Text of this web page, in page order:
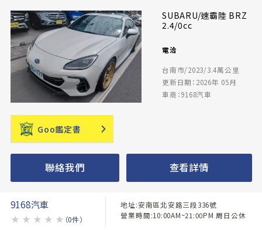
SUBARU/速霸陸 BRZ
2.4/0cc
電洽
台南市/2023/3.4萬公里
更新日期：2026年 05月
車商：9168汽車
Goo鑑定書
聯絡我們 查看詳情
9168汽車
★ ★ ★ ★ ★ （0件）
地址:安南區北安路三段336號
營業時間:10:00AM~21:00PM 周日公休